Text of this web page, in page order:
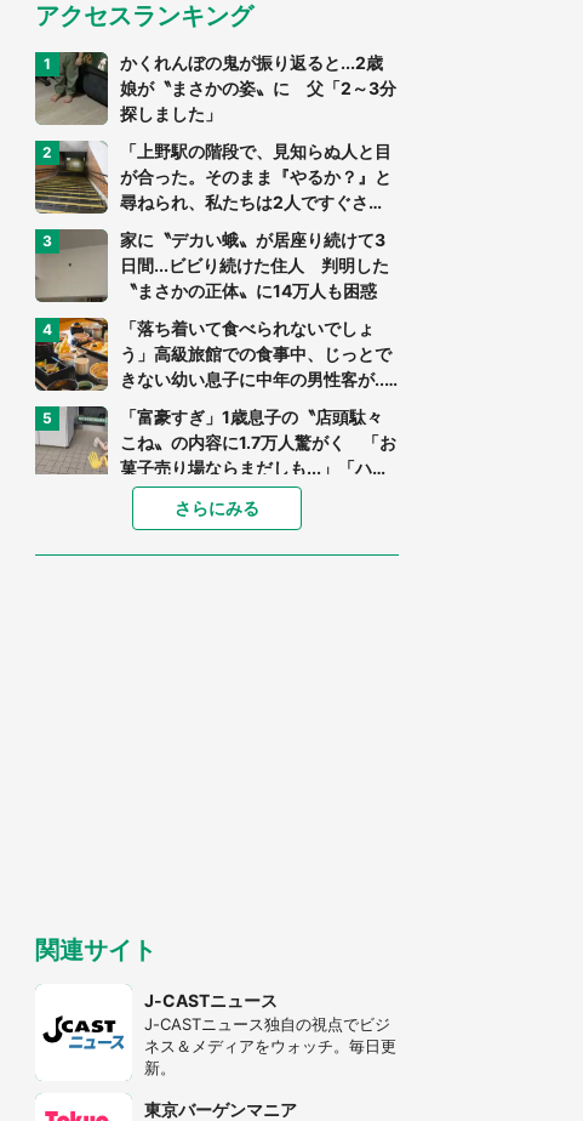
アクセスランキング
かくれんぼの鬼が振り返ると...2歳
娘が〝まさかの姿〟に 父「2～3分
探しました」
「上野駅の階段で、見知らぬ人と目
が合った。そのまま『やるか？』と
尋ねられ、私たちは2人ですぐさ
ま...」（茨城県・70代男性）
家に〝デカい蛾〟が居座り続けて3
日間...ビビり続けた住人 判明した
〝まさかの正体〟に14万人も困惑
「落ち着いて食べられないでしょ
う」高級旅館での食事中、じっとで
きない幼い息子に中年の男性客が...
（東京都・40代男性）
「富豪すぎ」1歳息子の〝店頭駄々
こね〟の内容に1.7万人驚がく 「お
菓子売り場ならまだしも...」「ハー
ドル高い」
「閉所恐怖症の私は新幹線で大パニ
ック。隣席の青年に『手を繋いで』
とお願いしたら...」 体験談に8万
県・30代女性）
さらにみる
関連サイト
J-CASTニュース
J-CASTニュース独自の視点でビジ
ネス＆メディアをウォッチ。毎日更
新。
東京バーゲンマニア